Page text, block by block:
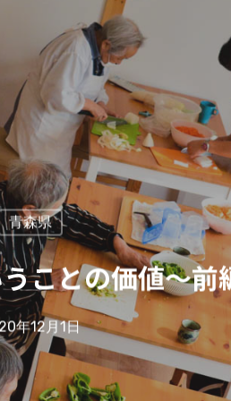
青森県
ことの価値〜前
年12月1日